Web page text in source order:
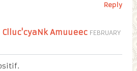
Reply
Amuueec FEBRUARY